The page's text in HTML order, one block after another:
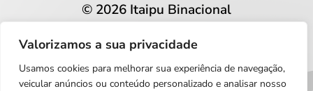
Valorizamos a sua privacidade
Usamos cookies para melhorar sua experiência de navegação,
veicular anúncios ou conteúdo personalizado e analisar nosso
© 2026 Itaipu Binacional
Privacidade e proteção de dados
Português